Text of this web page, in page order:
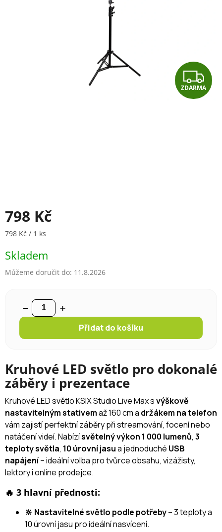
Z
D
ZDARMA
798 Kč
Měrná cena:
798 Kč / 1 ks
Skladem
Můžeme doručit do: 11.8.2026
Přidat do košíku
Kruhové LED světlo pro dokonalé
záběry i prezentace
Kruhové LED světlo KSIX Studio Live Max svýškově
nastavitelným stativemaž 160 cm a držákem na telefon
vám zajistí perfektní záběry při streamování, focení nebo
natáčení videí. Nabízísvětelný výkon 1 000 lumenů, 3
teploty světla, 10 úrovní jasua jednoduché USB
napájení– ideální volba pro tvůrce obsahu, vizážisty,
lektory i online prodejce.
🔥 3 hlavní přednosti:
🔆 Nastavitelné světlo podle potřeby– 3 teploty a
10 úrovní jasu pro ideální nasvícení.